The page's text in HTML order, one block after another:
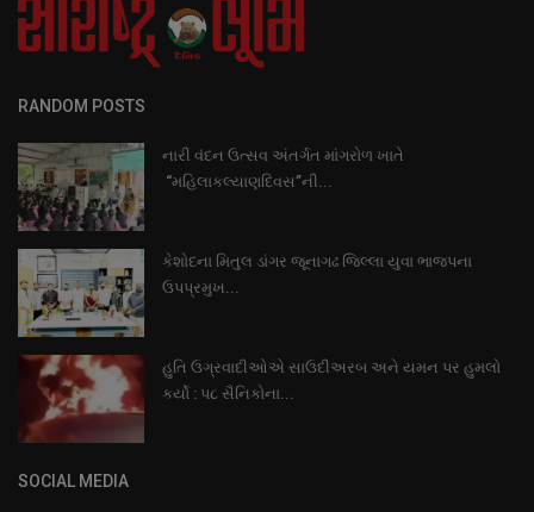
RANDOM POSTS
નારી વંદન ઉત્સવ અંતર્ગત માંગરોળ ખાતે
“મહિલાકલ્યાણદિવસ”ની...
કેશોદના મિતુલ ડાંગર જૂનાગઢ જિલ્લા યુવા ભાજપના
ઉપપ્રમુખ...
હુતિ ઉગ્રવાદીઓએ સાઉદીઅરબ અને યમન પર હુમલો
કર્યો : પ૮ સૈનિકોના...
SOCIAL MEDIA